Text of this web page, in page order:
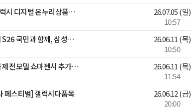
🚨오늘 행사종료🚨 삼성 갤럭시 디지털 온누리상품권 20% 라스트 찬스 26.07.05(일)
10:57
안정환, 김남일 출연!갤럭시 S26 국민과 함께, 삼성전자 감사 페스티벌 26.06.11 (목)
10:50
📱[브랜드위크]갤럭시 자급제 전모델 쇼마젠시 추가적립 라이브📱 26.06.11 (목)
11:54
페스티벌] 갤럭시다품목 26.06.12(금)
20:00